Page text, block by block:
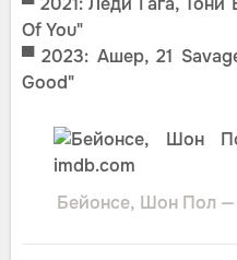
Of You"
▀ 2023: Ашер, 21
Good"
Бейонсе, Шон Пол